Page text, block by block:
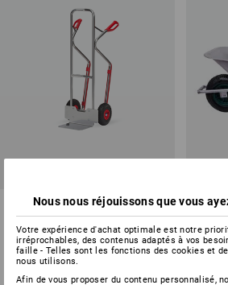
Diable en aluminium, 200 kg
variante
à p. de € 266,08
(TTC) à p. de 5 Pièces
2
à p. de
Nous nous réjouissons que vous
Votre expérience d'achat optimale est notre
irréprochables, des contenus adaptés à vos
faille - Telles sont les fonctions des cookies et
nous utilisons.
Afin de vous proposer du contenu personnalisé,